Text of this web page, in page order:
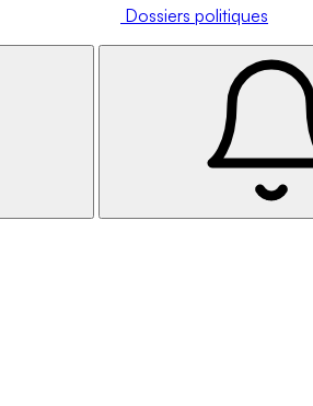
Dossiers politiques